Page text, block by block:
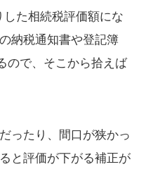
た相続税評価額にな
納税通知書や登記簿
ので、そこから拾えば
ったり、間口が狭かっ
と評価が下がる補正が